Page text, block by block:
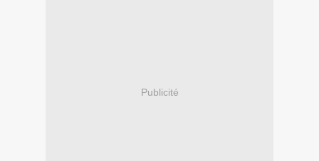
Publicité